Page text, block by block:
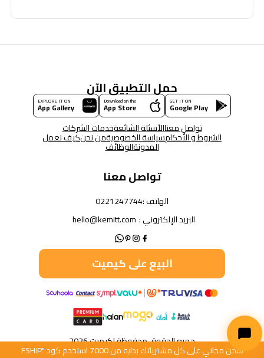
حمل التطبيق الآن
GET IT ON
Google Play
Download on the
App Store
EXPLORE IT ON
App Gallery
تواصل معناالأسئلة الشائعةخدمات الشركات
الشروط و الأحكامسياسة الخصوصيةمن نحنكيف نعمل
المدونةالوظائف
تواصل معنا
الهاتف :0221247744
البريد الإلكتروني : hello@kemitt.com
البيع على كيميت
جميع الحقوق محفوظة لكيميت 2026
شحن مجاني على كل مشترياتك بدايه من 7000 استخدم كود "FSHIP